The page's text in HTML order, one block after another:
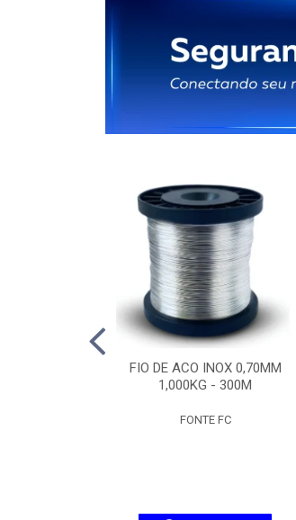
FIO DE ACO INOX 0,70MM
1,000KG - 300M
FONTE FC